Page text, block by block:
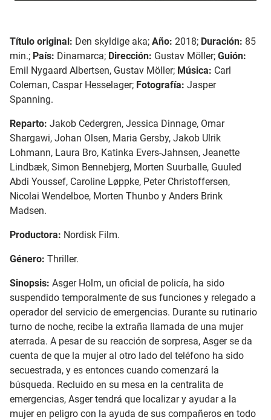
Título original: Den skyldige aka; Año: 2018; Duración: 85
min.; País: Dinamarca; Dirección: Gustav Möller; Guión:
Emil Nygaard Albertsen, Gustav Möller; Música: Carl
Coleman, Caspar Hesselager; Fotografía: Jasper
Spanning.
Reparto: Jakob Cedergren, Jessica Dinnage, Omar
Shargawi, Johan Olsen, Maria Gersby, Jakob Ulrik
Lohmann, Laura Bro, Katinka Evers-Jahnsen, Jeanette
Lindbæk, Simon Bennebjerg, Morten Suurballe, Guuled
Abdi Youssef, Caroline Løppke, Peter Christoffersen,
Nicolai Wendelboe, Morten Thunbo y Anders Brink
Madsen.
Productora: Nordisk Film.
Género: Thriller.
Sinopsis: Asger Holm, un oficial de policía, ha sido
suspendido temporalmente de sus funciones y relegado a
operador del servicio de emergencias. Durante su rutinario
turno de noche, recibe la extraña llamada de una mujer
aterrada. A pesar de su reacción de sorpresa, Asger se da
cuenta de que la mujer al otro lado del teléfono ha sido
secuestrada, y es entonces cuando comenzará la
búsqueda. Recluido en su mesa en la centralita de
emergencias, Asger tendrá que localizar y ayudar a la
mujer en peligro con la ayuda de sus compañeros en todo